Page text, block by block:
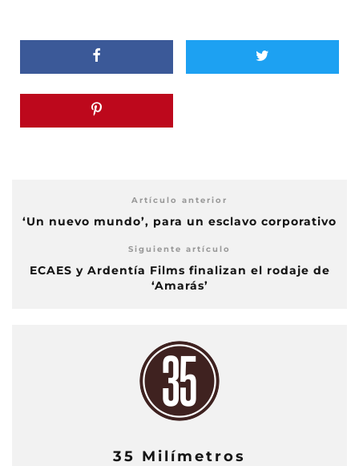
Artículo anterior
‘Un nuevo mundo’, para un esclavo corporativo
Siguiente artículo
ECAES y Ardentía Films finalizan el rodaje de
‘Amarás’
35 Milímetros